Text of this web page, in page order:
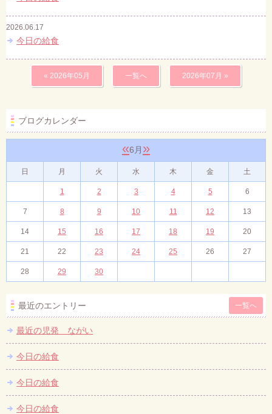
2026.06.17
今日の給食
« 2026年05月 一覧へ 2026年07月 »
ブログカレンダー
«6月 »
日 月 火 水 木 金 土
1 2 3 4 5 6
7 8 9 10 11 12 13
14 15 16 17 18 19 20
21 22 23 24 25 26 27
28 29 30
最近のエントリー 一覧へ
最近の児発 ながい
今日の給食
今日の給食
今日の給食